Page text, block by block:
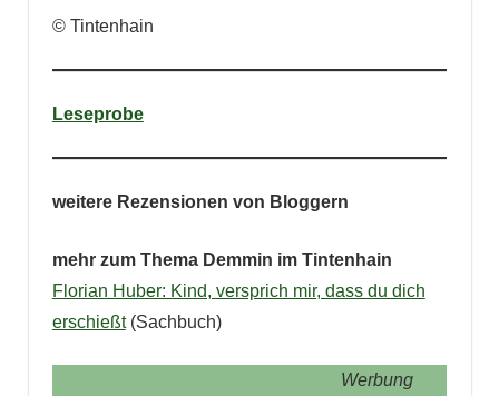
© Tintenhain
Leseprobe
weitere Rezensionen von Bloggern
mehr zum Thema Demmin im Tintenhain
Florian Huber: Kind, versprich mir, dass du dich
erschießt(Sachbuch)
Werbung